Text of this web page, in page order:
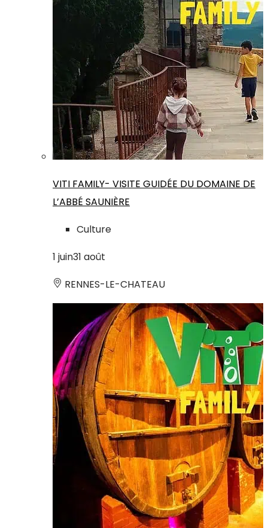
VITI FAMILY- VISITE GUIDÉE DU DOMAINE DE
L’ABBÉ SAUNIÈRE
Culture
1 juin31 août
RENNES-LE-CHATEAU